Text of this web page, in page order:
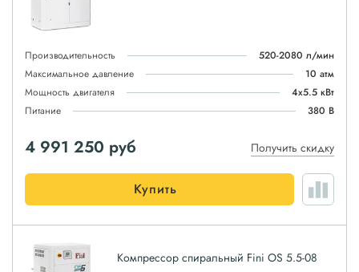
Производительность
520-2080 л/мин
Максимальное давление
10 атм
Мощность двигателя
4x5.5 кВт
Питание
380 В
4 991 250 руб Получить скидку
Купить
Компрессор спиральный Fini OS 5.5-08